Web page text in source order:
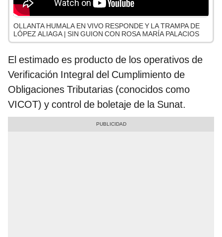
OLLANTA HUMALA EN VIVO RESPONDE Y LA TRAMPA DE
LÓPEZ ALIAGA | SIN GUION CON ROSA MARÍA PALACIOS
El estimado es producto de los operativos de
Verificación Integral del Cumplimiento de
Obligaciones Tributarias (conocidos como
VICOT) y control de boletaje de la Sunat.